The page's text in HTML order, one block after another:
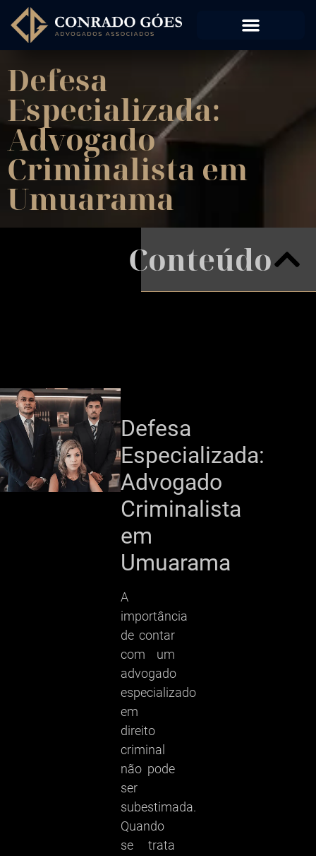
Defesa
Especializada:
Advogado
Criminalista em
Umuarama
Conteúdo
Defesa
Especializada:
Advogado
Criminalista
em
Umuarama
A
importância
de contar
com um
advogado
especializado
em
direito
criminal
não pode
ser
subestimada.
Quando
se trata